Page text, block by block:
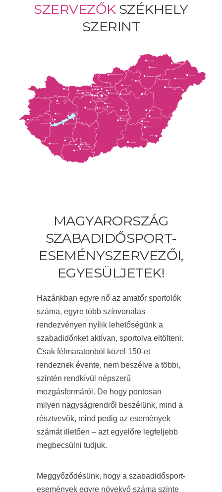
SZERVEZŐKSZÉKHELY
SZERINT
Ajka
Balassagyarmat
Ballószög
Túrkeve
Gyomaendrőd
Szarvas
Kecskemét
Balatonboglár
Siófok
Balatonfüred
Székesfehérvár
Békés
Orosháza
Bükkszentkereszt
Cegléd
Dunakeszi
Fót
Pomáz
Edelény
Szendrő
Esztergom Gyöngyös
Győr
Őriszentpéter
Herceghalom
Zsámbék Páty
Hosszúhetény
Szászvár
Komló
Pécs
Romonya
Jászberény Sarud
Komárom
Tatabánya
Budapest
Gödöllő
Pápa
Dabas
Ráckeve
Ócsa
Kaposvár
Keszthely
Nagyatád
Lesencetomaj
Szeged
Eger
Székely
Nyíregyháza
Hajdúböszörmény
Sátoraljaújhely
Martonvásár
MAGYARORSZÁG
SZABADIDŐSPORT-
ESEMÉNYSZERVEZŐI,
EGYESÜLJETEK!
Hazánkban egyre nő az amatőr sportolók
száma, egyre több színvonalas
rendezvényen nyílik lehetőségünk a
szabadidőnket aktívan, sportolva eltölteni.
Csak félmaratonból közel 150-et
rendeznek évente, nem beszélve a többi,
szintén rendkívül népszerű
mozgásformáról. De hogy pontosan
milyen nagyságrendről beszélünk, mind a
résztvevők, mind pedig az események
számát illetően – azt egyelőre legfeljebb
megbecsülni tudjuk.
Meggyőződésünk, hogy a szabadidősport-
események egyre növekvő száma szinte